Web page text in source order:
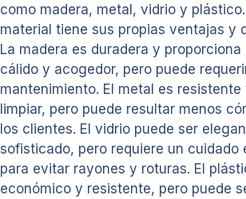
como madera, metal, vidrio y
material tiene sus propias ventajas y
La madera es duradera y
cálido y acogedor, pero puede
mantenimiento. El metal es
limpiar, pero puede resultar menos
los clientes. El vidrio puede ser
sofisticado, pero requiere un cuidado
para evitar rayones y roturas. El
económico y resistente, pero puede